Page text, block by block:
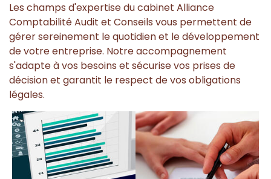
Présentation
Notre réseau
Nous rejoindre
Nos bureaux
Nos expertises
Comptabilité et fiscalité
Audit et commissariat aux comptes
RH et Paie
Création d'entreprise
Juridique d’entreprise
Actualités
Blog
Demander un devis
Les champs d'expertise du cabinet Alliance
Comptabilité Audit et Conseils vous permettent de
gérer sereinement le quotidien et le développement
de votre entreprise. Notre accompagnement
s'adapte à vos besoins et sécurise vos prises de
décision et garantit le respect de vos obligations
légales.